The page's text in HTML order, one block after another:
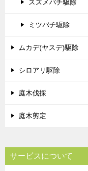
スズメバチ駆除
ミツバチ駆除
ムカデ(ヤスデ)駆除
シロアリ駆除
庭木伐採
庭木剪定
サービスについて